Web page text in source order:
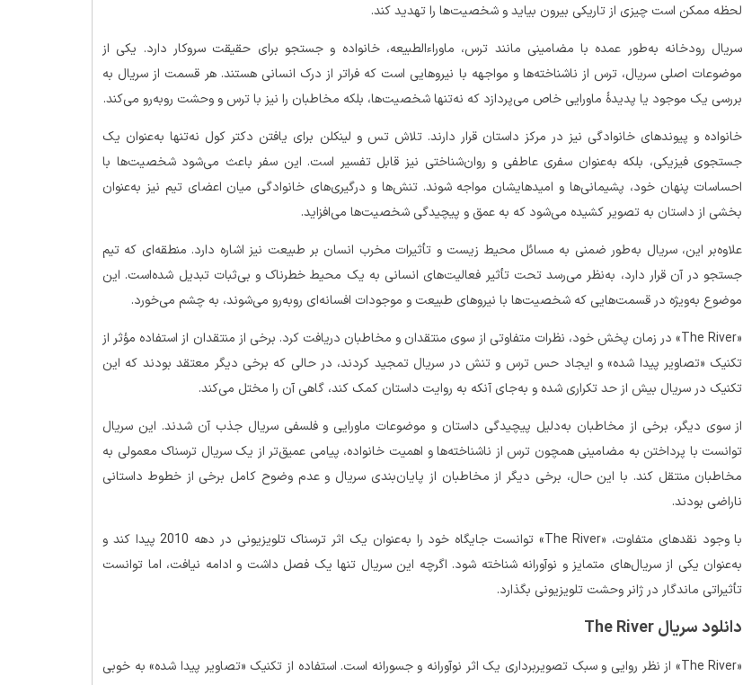
لحظه ممکن است چیزی از تاریکی بیرون بیاید و شخصیت‌ها را تهدید کند.
سریال رودخانه به‌طور عمده با مضامینی مانند ترس، ماوراءالطبیعه، خانواده و جستجو برای حقیقت سروکار دارد. یکی از
موضوعات اصلی سریال، ترس از ناشناخته‌ها و مواجهه با نیروهایی است که فراتر از درک انسانی هستند. هر قسمت از سریال به
بررسی یک موجود یا پدیدهٔ ماورایی خاص می‌پردازد که نه‌تنها شخصیت‌ها، بلکه مخاطبان را نیز با ترس و وحشت روبه‌رو می‌کند.
خانواده و پیوندهای خانوادگی نیز در مرکز داستان قرار دارند. تلاش تس و لینکلن برای یافتن دکتر کول نه‌تنها به‌عنوان یک
جستجوی فیزیکی، بلکه به‌عنوان سفری عاطفی و روان‌شناختی نیز قابل تفسیر است. این سفر باعث می‌شود شخصیت‌ها با
احساسات پنهان خود، پشیمانی‌ها و امیدهایشان مواجه شوند. تنش‌ها و درگیری‌های خانوادگی میان اعضای تیم نیز به‌عنوان
بخشی از داستان به تصویر کشیده می‌شود که به عمق و پیچیدگی شخصیت‌ها می‌افزاید.
علاوه‌بر این، سریال به‌طور ضمنی به مسائل محیط زیست و تأثیرات مخرب انسان بر طبیعت نیز اشاره دارد. منطقه‌ای که تیم
جستجو در آن قرار دارد، به‌نظر می‌رسد تحت تأثیر فعالیت‌های انسانی به یک محیط خطرناک و بی‌ثبات تبدیل شده‌است. این
موضوع به‌ویژه در قسمت‌هایی که شخصیت‌ها با نیروهای طبیعت و موجودات افسانه‌ای روبه‌رو می‌شوند، به چشم می‌خورد.
«The River» در زمان پخش خود، نظرات متفاوتی از سوی منتقدان و مخاطبان دریافت کرد. برخی از منتقدان از استفاده مؤثر از
تکنیک «تصاویر پیدا شده» و ایجاد حس ترس و تنش در سریال تمجید کردند، در حالی که برخی دیگر معتقد بودند که این
تکنیک در سریال بیش از حد تکراری شده و به‌جای آنکه به روایت داستان کمک کند، گاهی آن را مختل می‌کند.
از سوی دیگر، برخی از مخاطبان به‌دلیل پیچیدگی داستان و موضوعات ماورایی و فلسفی سریال جذب آن شدند. این سریال
توانست با پرداختن به مضامینی همچون ترس از ناشناخته‌ها و اهمیت خانواده، پیامی عمیق‌تر از یک سریال ترسناک معمولی به
مخاطبان منتقل کند. با این حال، برخی دیگر از مخاطبان از پایان‌بندی سریال و عدم وضوح کامل برخی از خطوط داستانی
ناراضی بودند.
با وجود نقدهای متفاوت، «The River» توانست جایگاه خود را به‌عنوان یک اثر ترسناک تلویزیونی در دهه 2010 پیدا کند و
به‌عنوان یکی از سریال‌های متمایز و نوآورانه شناخته شود. اگرچه این سریال تنها یک فصل داشت و ادامه نیافت، اما توانست
تأثیراتی ماندگار در ژانر وحشت تلویزیونی بگذارد.
دانلود سریال The River
«The River» از نظر روایی و سبک تصویربرداری یک اثر نوآورانه و جسورانه است. استفاده از تکنیک «تصاویر پیدا شده» به خوبی